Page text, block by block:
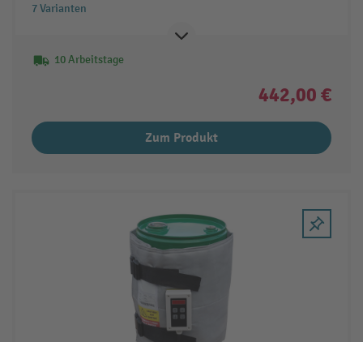
7 Varianten
10 Arbeitstage
442,00 €
Zum Produkt